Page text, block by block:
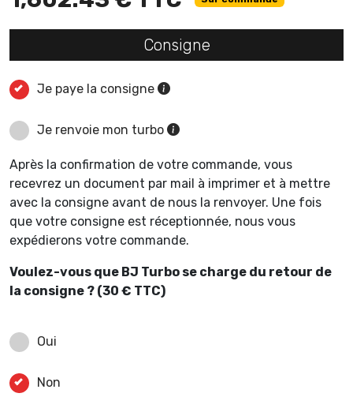
Consigne
Je paye la consigne
Je renvoie mon turbo
Après la confirmation de votre commande, vous
recevrez un document par mail à imprimer et à mettre
avec la consigne avant de nous la renvoyer. Une fois
que votre consigne est réceptionnée, nous vous
expédierons votre commande.
Voulez-vous que BJ Turbo se charge du retour de
la consigne ? (30 € TTC)
Oui
Non